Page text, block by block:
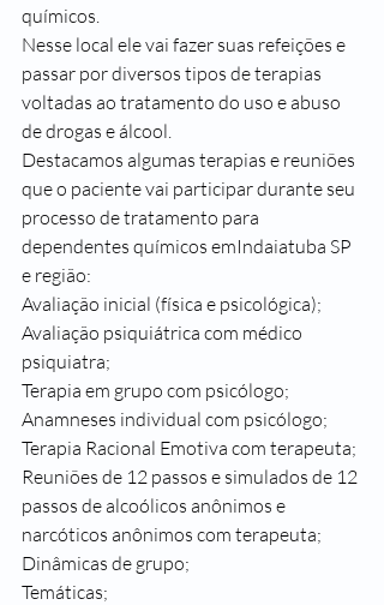
químicos.
Nesse local ele vai fazer suas refeições e
passar por diversos tipos de terapias
voltadas ao tratamento do uso e abuso
de drogas e álcool.
Destacamos algumas terapias e reuniões
que o paciente vai participar durante seu
processo de tratamento para
dependentes químicos emIndaiatuba SP
e região:
Avaliação inicial (física e psicológica);
Avaliação psiquiátrica com médico
psiquiatra;
Terapia em grupo com psicólogo;
Anamneses individual com psicólogo;
Terapia Racional Emotiva com terapeuta;
Reuniões de 12 passos e simulados de 12
passos de alcoólicos anônimos e
narcóticos anônimos com terapeuta;
Dinâmicas de grupo;
Temáticas;